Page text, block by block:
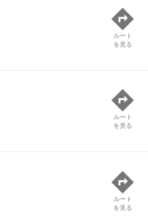
ルート
を見る
ルート
を見る
ルート
を見る